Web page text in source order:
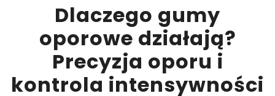
Dlaczego gumy
oporowe działają?
Precyzja oporu i
kontrola intensywności